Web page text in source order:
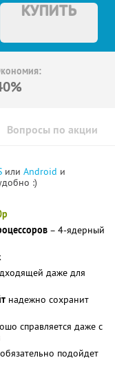
КУПИТЬ
Вопросы по акции
или Android и
:)
– 4-ядерный
даже для
надежно сохранит
справляется даже с
подойдет